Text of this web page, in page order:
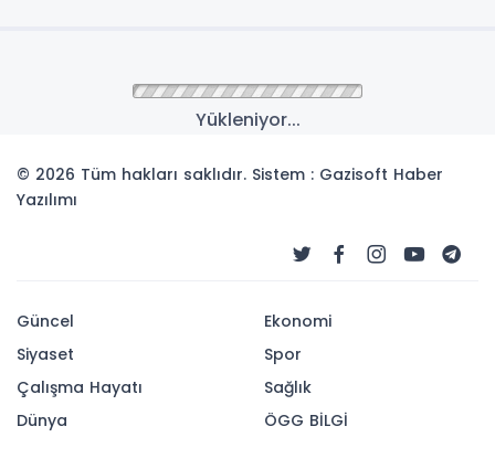
Yükleniyor...
© 2026 Tüm hakları saklıdır. Sistem : Gazisoft Haber
Yazılımı
Güncel
Siyaset
Çalışma Hayatı
Dünya
Ekonomi
Spor
Sağlık
ÖGG BİLGİ